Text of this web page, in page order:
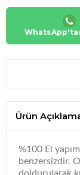
Ürün
%100 El
benzersizdir.